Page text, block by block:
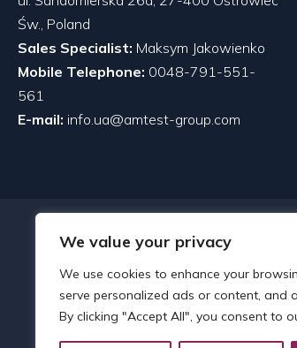
We value your privacy
We use cookies to enhance your
serve personalized ads or content, and
By clicking "Accept All", you consent to
Św., Poland
Sales Specialist: Maksym Jakowienko
Mobile Telephone: 0048-791-551-
561
E-mail: info.ua@amtest-group.com